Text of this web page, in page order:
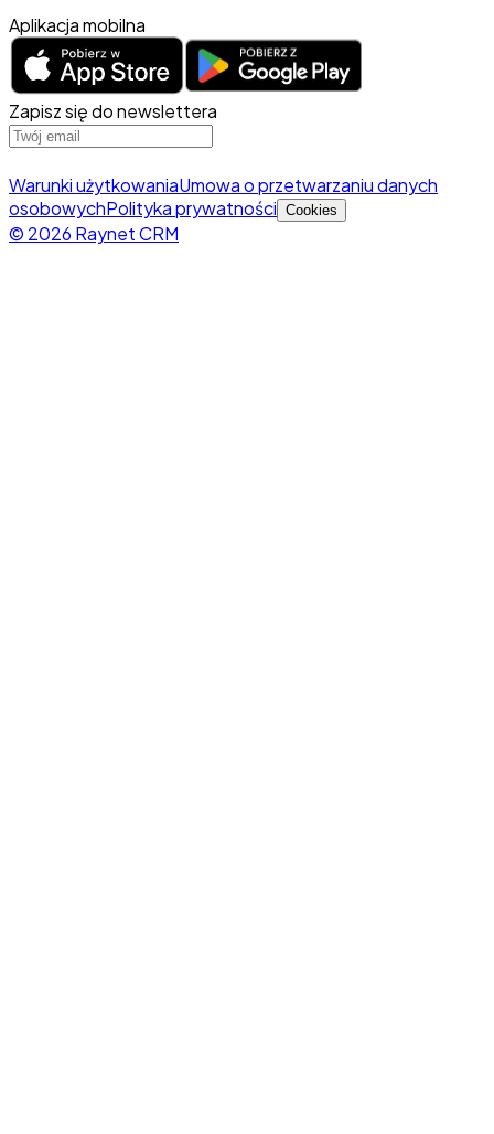
Aplikacja mobilna
Zapisz się do newslettera
Warunki użytkowaniaUmowa o przetwarzaniu danych
osobowychPolityka prywatności Cookies
© 2026 Raynet CRM